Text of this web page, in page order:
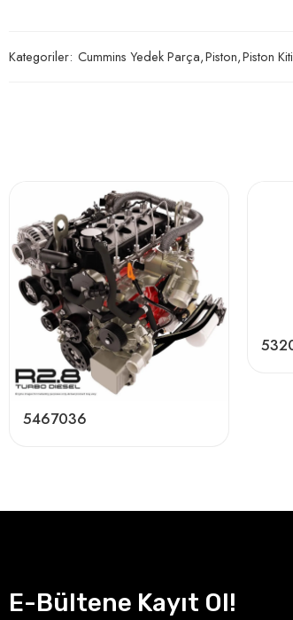
Kategoriler: Cummins Yedek Parça,Piston,Piston Kiti
5467036
E-Bültene Kayıt Ol!